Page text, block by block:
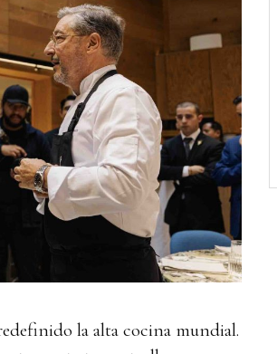
la alta cocina mundial.